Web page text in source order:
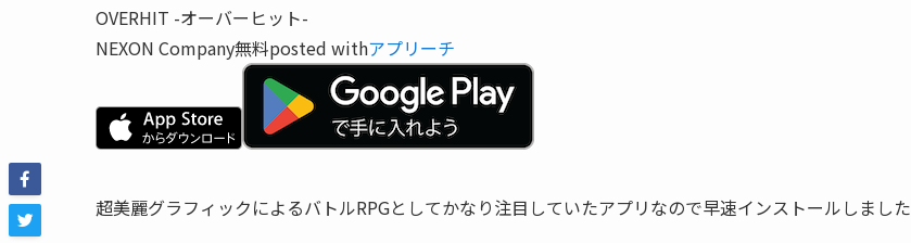
OVERHIT -オーバーヒット-
NEXON Company無料posted withアプリーチ
超美麗グラフィックによるバトルRPGとしてかなり注目していたアプリなので早速インストールしました